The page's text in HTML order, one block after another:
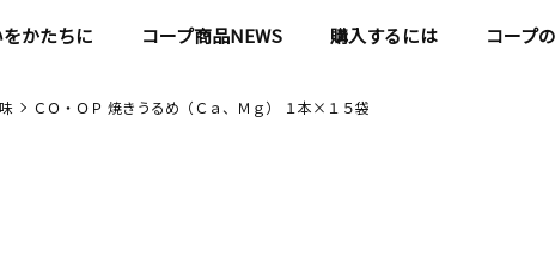
かたちに コープ商品NEWS 購入するには コープ
ＣＯ・ＯＰ 焼きうるめ（Ｃａ、Ｍｇ） １本×１５袋